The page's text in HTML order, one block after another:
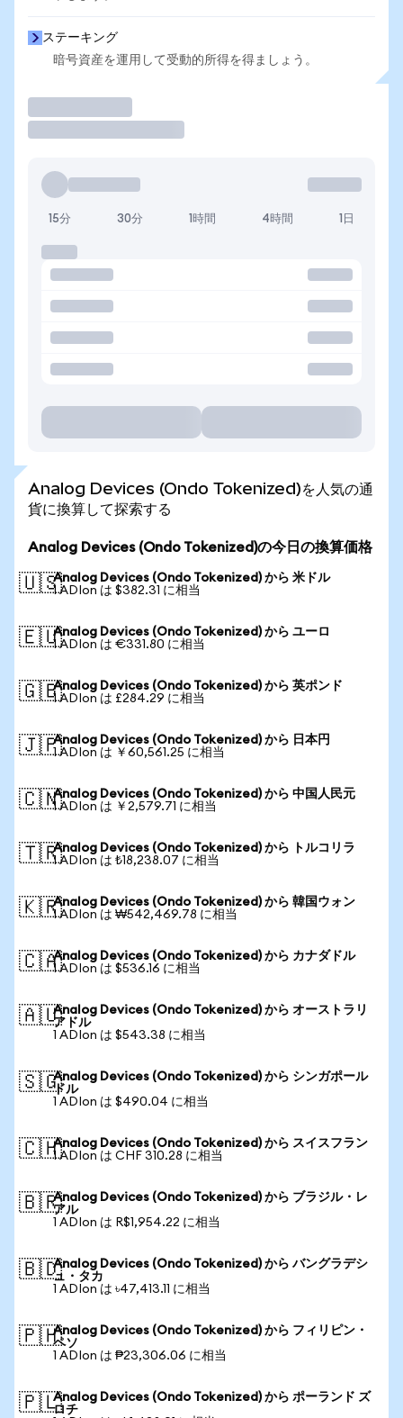
ステーキング
暗号資産を運用して受動的所得を得ましょう。
15分 30分 1時間 4時間 1日
Analog Devices (Ondo Tokenized)を人気の通
貨に換算して探索する
Analog Devices (Ondo Tokenized)の今日の換算価格
🇺🇸Analog Devices (Ondo Tokenized) から 米ドル
1 ADIon は $382.31 に相当
🇪🇺Analog Devices (Ondo Tokenized) から ユーロ
1 ADIon は €331.80 に相当
🇬🇧Analog Devices (Ondo Tokenized) から 英ポンド
1 ADIon は £284.29 に相当
🇯🇵Analog Devices (Ondo Tokenized) から 日本円
1 ADIon は ￥60,561.25 に相当
🇨🇳Analog Devices (Ondo Tokenized) から 中国人民元
1 ADIon は ￥2,579.71 に相当
🇹🇷Analog Devices (Ondo Tokenized) から トルコリラ
1 ADIon は ₺18,238.07 に相当
🇰🇷Analog Devices (Ondo Tokenized) から 韓国ウォン
1 ADIon は ₩542,469.78 に相当
🇨🇦Analog Devices (Ondo Tokenized) から カナダドル
1 ADIon は $536.16 に相当
🇦🇺Analog Devices (Ondo Tokenized) から オーストラリ
アドル
1 ADIon は $543.38 に相当
🇸🇬Analog Devices (Ondo Tokenized) から シンガポール
ドル
1 ADIon は $490.04 に相当
🇨🇭Analog Devices (Ondo Tokenized) から スイスフラン
1 ADIon は CHF 310.28 に相当
🇧🇷Analog Devices (Ondo Tokenized) から ブラジル・レ
アル
1 ADIon は R$1,954.22 に相当
🇧🇩Analog Devices (Ondo Tokenized) から バングラデシ
ュ・タカ
1 ADIon は ৳47,413.11 に相当
🇵🇭Analog Devices (Ondo Tokenized) から フィリピン・
ペソ
1 ADIon は ₱23,306.06 に相当
🇵🇱Analog Devices (Ondo Tokenized) から ポーランド ズ
ロチ